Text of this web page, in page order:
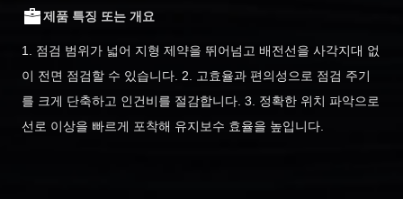
제품 특징 또는 개요
1. 점검 범위가 넓어 지형 제약을 뛰어넘고 배전선을 사각지대 없
이 전면 점검할 수 있습니다. 2. 고효율과 편의성으로 점검 주기
를 크게 단축하고 인건비를 절감합니다. 3. 정확한 위치 파악으로
선로 이상을 빠르게 포착해 유지보수 효율을 높입니다.